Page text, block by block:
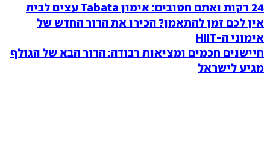
24 דקות ואתם חטובים: אימון Tabata עצים לבית
אין לכם זמן להתאמן? הכירו את הדור החדש של
אימוני ה-HIIT
חיישנים חכמים ומציאות רבודה: הדור הבא של הגולף
מגיע לישראל